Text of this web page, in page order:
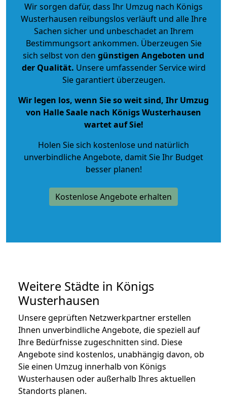
Wir sorgen dafür, dass Ihr Umzug nach Königs
Wusterhausen reibungslos verläuft und alle Ihre
Sachen sicher und unbeschadet an Ihrem
Bestimmungsort ankommen. Überzeugen Sie
sich selbst von den günstigen Angeboten und
der Qualität. Unsere umfassender Service wird
Sie garantiert überzeugen.
Wir legen los, wenn Sie so weit sind, Ihr Umzug
von Halle Saale nach Königs Wusterhausen
wartet auf Sie!
Holen Sie sich kostenlose und natürlich
unverbindliche Angebote, damit Sie Ihr Budget
besser planen!
Kostenlose Angebote erhalten
Weitere Städte in Königs
Wusterhausen
Unsere geprüften Netzwerkpartner erstellen
Ihnen unverbindliche Angebote, die speziell auf
Ihre Bedürfnisse zugeschnitten sind. Diese
Angebote sind kostenlos, unabhängig davon, ob
Sie einen Umzug innerhalb von Königs
Wusterhausen oder außerhalb Ihres aktuellen
Standorts planen.